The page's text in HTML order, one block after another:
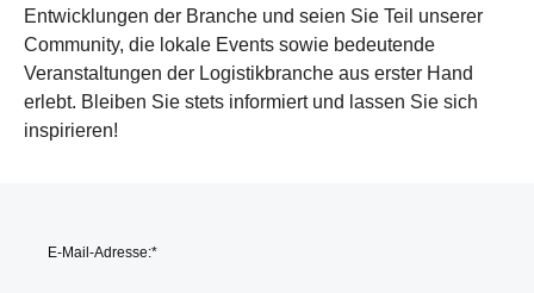
Entwicklungen der Branche und seien Sie Teil unserer
Community, die lokale Events sowie bedeutende
Veranstaltungen der Logistikbranche aus erster Hand
erlebt. Bleiben Sie stets informiert und lassen Sie sich
inspirieren!
*
E-Mail-Adresse: